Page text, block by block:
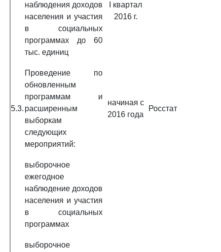
наблюдения доходов
населения и участия
в социальных
программах до 60
тыс. единиц
I квартал
2016 г.
5.3.
Проведение по
обновленным
программам и
расширенным
выборкам
следующих
мероприятий:
начиная с
2016 года
Росстат
выборочное
ежегодное
наблюдение доходов
населения и участия
в социальных
программах
выборочное